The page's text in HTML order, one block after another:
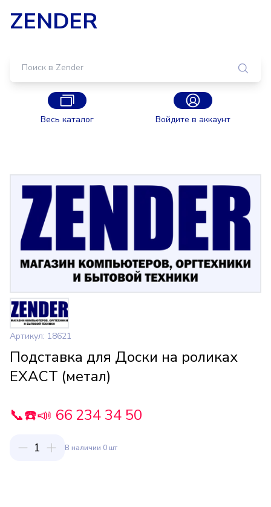
ZENDER
Весь каталог Войдите в аккаунт
Артикул: 18621
Подставка для Доски на роликах
EXACT (метал)
📞☎️📣 66 234 34 50
1 В наличии 0 шт